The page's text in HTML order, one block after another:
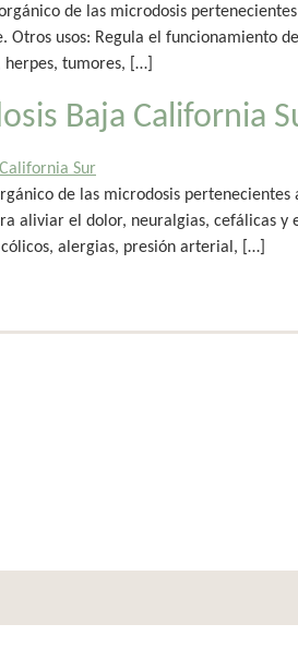
de las microdosis
Otros usos: Regula el funcionamiento
tumores, […]
Baja California
de las microdosis
aliviar el dolor, neuralgias, cefálicas y
alergias, presión arterial, […]